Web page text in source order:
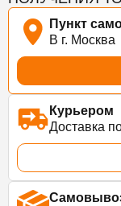
Пункт
В г. Москва
Курьером
Доставка